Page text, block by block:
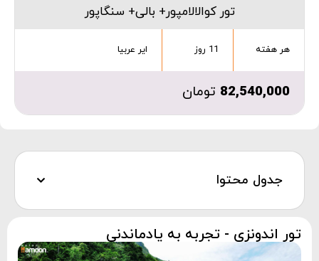
تور کوالالامپور+ بالی+ سنگاپور
هر هفته 11 روز ایر عربیا
82,540,000 تومان
جدول محتوا
تور اندونزی - تجربه به یادماندنی